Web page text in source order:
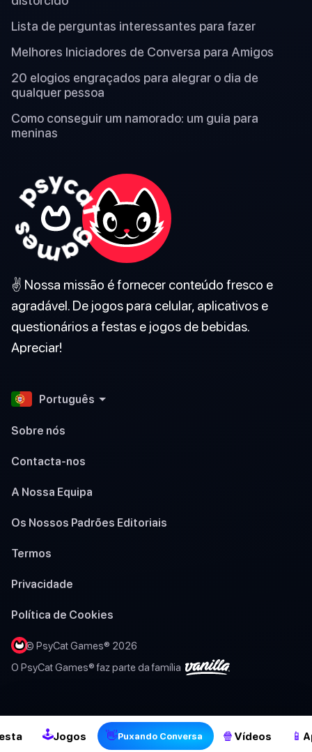
🕹Jogos 👋Puxando Conversa 🍿 Vídeos 📱
Lista de perguntas interessantes para fazer
Melhores Iniciadores de Conversa para Amigos
20 elogios engraçados para alegrar o dia de
qualquer pessoa
Como conseguir um namorado: um guia para
meninas
✌️ Nossa missão é fornecer conteúdo fresco e
agradável. De jogos para celular, aplicativos e
questionários a festas e jogos de bebidas.
Apreciar!
Português
Sobre nós
Contacta-nos
A Nossa Equipa
Os Nossos Padrões Editoriais
Termos
Privacidade
Política de Cookies
© PsyCat Games® 2026
O PsyCat Games® faz parte da família